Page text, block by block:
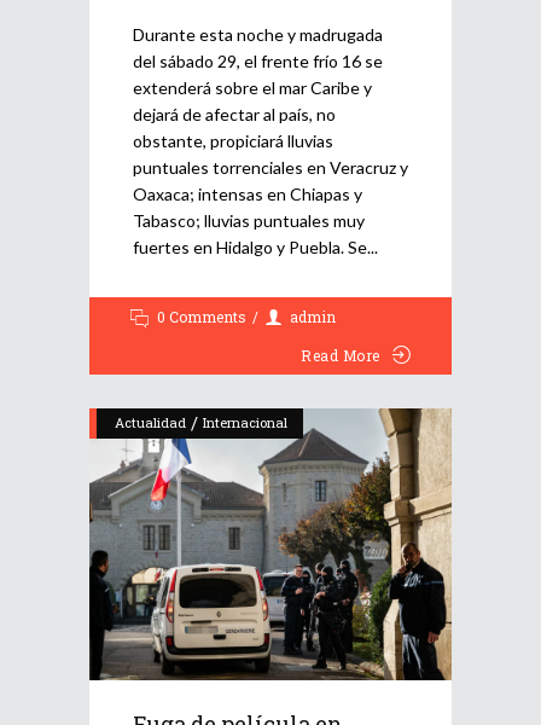
Durante esta noche y madrugada
del sábado 29, el frente frío 16 se
extenderá sobre el mar Caribe y
dejará de afectar al país, no
obstante, propiciará lluvias
puntuales torrenciales en Veracruz y
Oaxaca; intensas en Chiapas y
Tabasco; lluvias puntuales muy
fuertes en Hidalgo y Puebla. Se
0 Comments
admin
Read More
Actualidad / Internacional